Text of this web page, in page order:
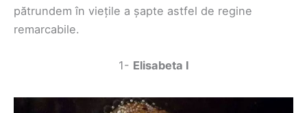
pătrundem în viețile a șapte astfel de regine
remarcabile.
1- Elisabeta I